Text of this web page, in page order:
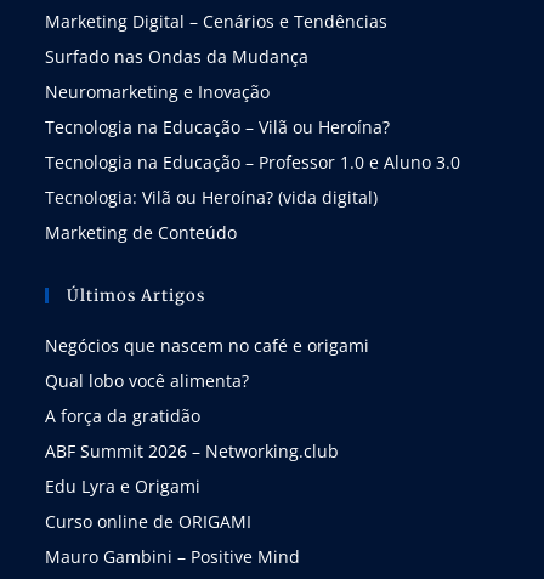
Marketing Digital – Cenários e Tendências
Surfado nas Ondas da Mudança
Neuromarketing e Inovação
Tecnologia na Educação – Vilã ou Heroína?
Tecnologia na Educação – Professor 1.0 e Aluno 3.0
Tecnologia: Vilã ou Heroína? (vida digital)
Marketing de Conteúdo
Últimos Artigos
Negócios que nascem no café e origami
Qual lobo você alimenta?
A força da gratidão
ABF Summit 2026 – Networking.club
Edu Lyra e Origami
Curso online de ORIGAMI
Mauro Gambini – Positive Mind